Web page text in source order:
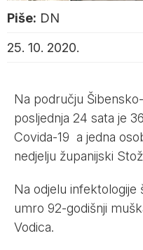
Piše: DN
25. 10. 2020.
Na području
posljednja 24 sata je
Covida-19 a jedna
nedjelju županijski
Na odjelu infektologije
umro 92-godišnji
Vodica.